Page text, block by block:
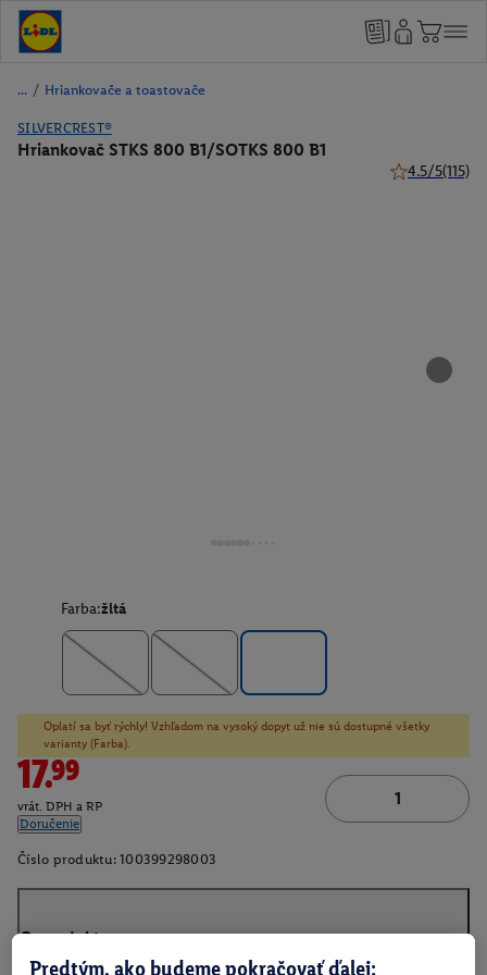
/ Hriankovače a toastovače
SILVERCREST®
Hriankovač STKS 800 B1/SOTKS 800 B1
4.5/5(115)
Farba:žltá
Oplatí sa byť rýchly! Vzhľadom na vysoký dopyt už nie sú dostupné všetky
varianty (Farba).
17.99
vrát. DPH a RP
Doručenie
Číslo produktu: 100399298003
O produkte
Predtým, ako budeme pokračovať ďalej: